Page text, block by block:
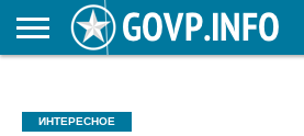
ОБРАЗОВАНИЕ
ИНТЕРЕСНОЕ